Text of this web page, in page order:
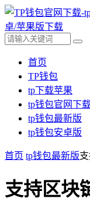
首页
TP钱包
tp下载苹果
tp钱包官网下
tp钱包最新版
tp钱包安卓版
首页 tp钱包最新版
支持区块